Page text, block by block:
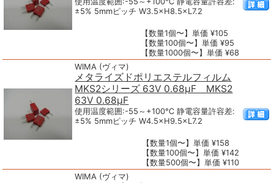
±5% 5mmピッチ W3.5×H8.5×L7.2
【数量1個〜】単価 ¥105
【数量100個〜】単価 ¥95
【数量1000個〜】単価 ¥68
WIMA (ヴィマ)
メタライズドポリエステルフィルム
MKS2シリーズ 63V 0.68μF MKS2
63V 0.68μF
使用温度範囲:-55～+100℃ 静電容量許容差:
±5% 5mmピッチ W4.5×H9.5×L7.2
【数量1個〜】単価 ¥158
【数量100個〜】単価 ¥142
【数量500個〜】単価 ¥110
WIMA (ヴィマ)